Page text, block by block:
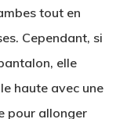
tout en
Cependant, si
elle
haute avec une
pour allonger